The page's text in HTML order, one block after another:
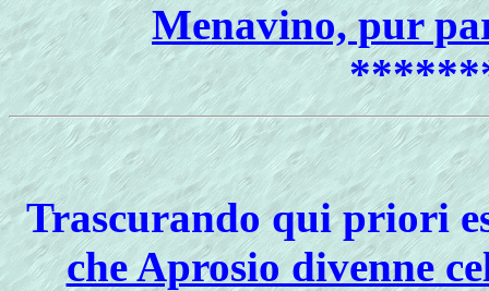
Menavino, pur
Trascurando qui priori
che Aprosio divenne